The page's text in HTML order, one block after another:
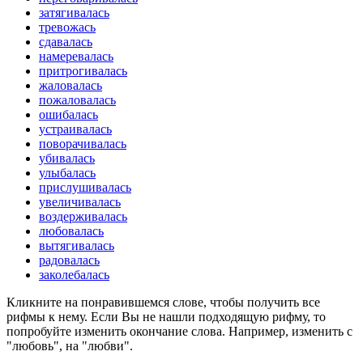
затягивалась
тревожась
сдавалась
намеревалась
притрогивалась
жаловалась
пожаловалась
ошибалась
устраивалась
поворачивалась
убивалась
улыбалась
прислушивалась
увеличивалась
воздерживалась
любовалась
вытягивалась
радовалась
заколебалась
Кликните на понравившемся слове, чтобы получить все
рифмы к нему. Если Вы не нашли подходящую рифму, то
попробуйте изменить окончание слова. Например, изменить с
"любовь", на "любви".